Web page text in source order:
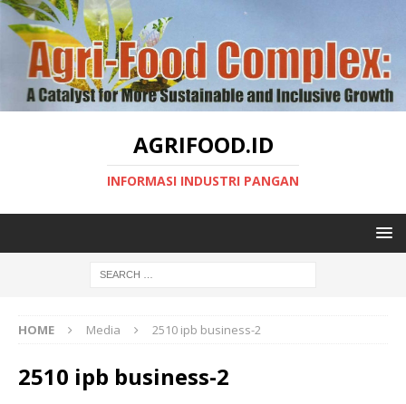
AGRIFOOD.ID
INFORMASI INDUSTRI PANGAN
HOME Media 2510 ipb business-2
2510 ipb business-2